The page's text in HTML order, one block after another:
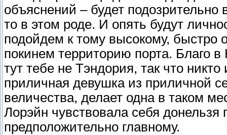
объяснений – будет
то в этом роде. И опять будут
подойдем к тому высокому, быстро
покинем территорию порта. Благо
тут тебе не Тэндория, так что
приличная девушка из приличной
величества, делает одна в таком
Лорэйн чувствовала себя донельзя
предположительно главному.